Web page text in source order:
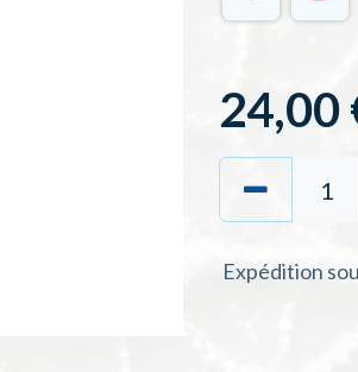
24,00
Expédition